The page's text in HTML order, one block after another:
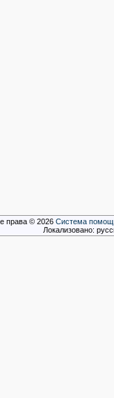
права © 2026 Система
Локализовано: